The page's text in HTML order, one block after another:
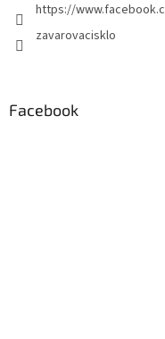
https://
zavarovacisklo
Facebook